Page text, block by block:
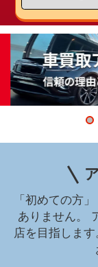
「初めての方
ありません。
店を目指しま